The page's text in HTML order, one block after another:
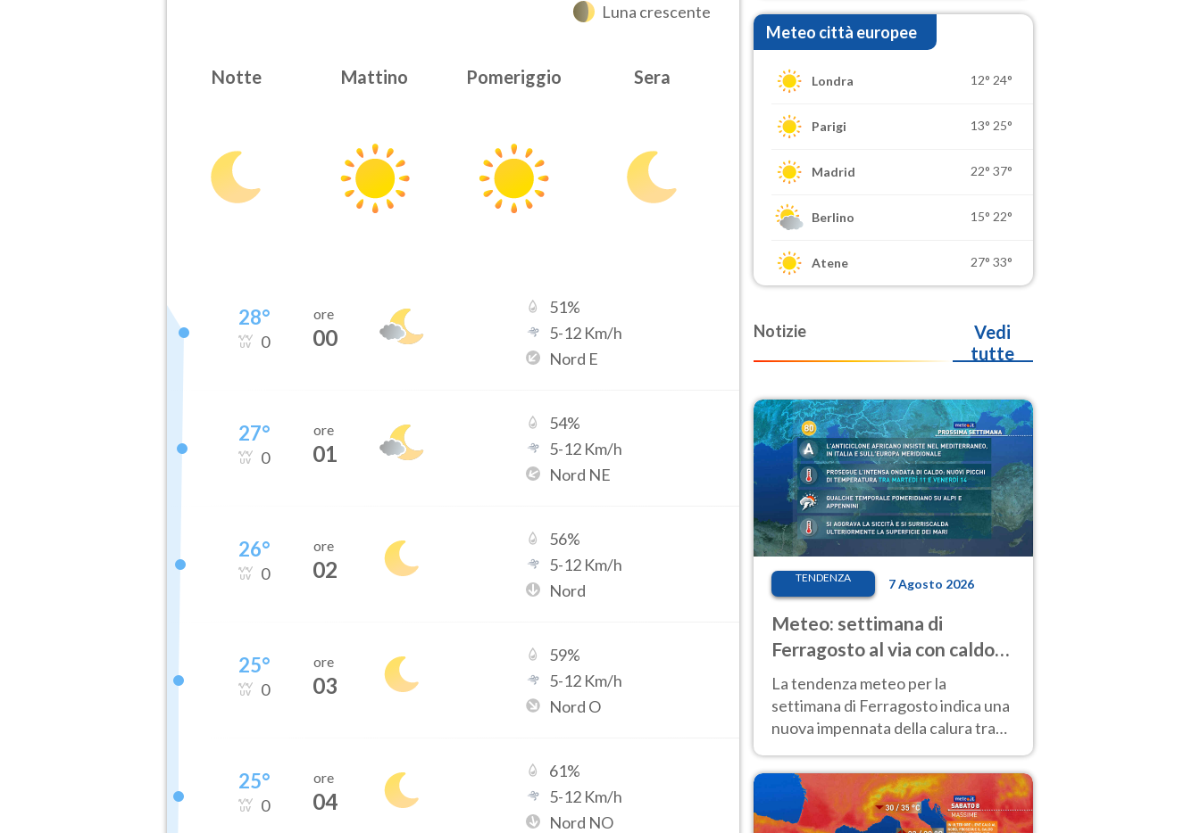
Luna crescente
Notte Mattino Pomeriggio Sera
28°
0
ore
00
51%
5-12 Km/h
Nord E
27°
0
ore
01
54%
5-12 Km/h
Nord NE
26°
0
ore
02
56%
5-12 Km/h
Nord
25°
0
ore
03
59%
5-12 Km/h
Nord O
25°
0
ore
04
61%
5-12 Km/h
Nord NO
Meteo città europee
Londra 12° 24°
Parigi 13° 25°
Madrid 22° 37°
Berlino 15° 22°
Atene 27° 33°
Notizie
Vedi
tutte
TENDENZA 7 Agosto 2026
Meteo: settimana di
Ferragosto al via con caldo
intenso e qualche temporale
La tendenza meteo per la
settimana di Ferragosto indica una
nuova impennata della calura tra
anche al Nord.